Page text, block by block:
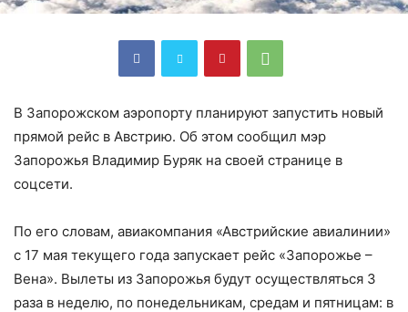
В Запорожском аэропорту планируют запустить новый
прямой рейс в Австрию. Об этом сообщил мэр
Запорожья Владимир Буряк на своей странице в
соцсети.
По его словам, авиакомпания «Австрийские авиалинии»
с 17 мая текущего года запускает рейс «Запорожье –
Вена». Вылеты из Запорожья будут осуществляться 3
раза в неделю, по понедельникам, средам и пятницам: в